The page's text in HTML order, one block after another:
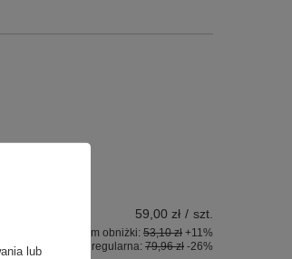
59,00 zł / szt.
wprowadzeniem obniżki: 53,10 zł +11%
Cena regularna: 79,96 zł -26%
lub